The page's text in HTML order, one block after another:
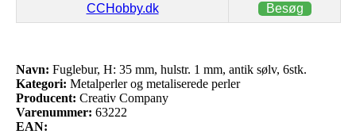
CCHobby.dk Besøg
Navn: Fuglebur, H: 35 mm, hulstr. 1 mm, antik sølv, 6stk.
Kategori: Metalperler og metaliserede perler
Producent: Creativ Company
Varenummer: 63222
EAN: